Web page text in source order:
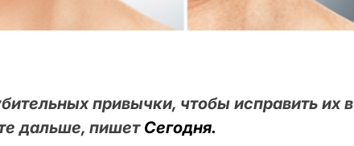
привычки, чтобы исправить их в
дальше, пишет Сегодня.